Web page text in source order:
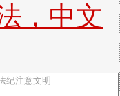
，中文